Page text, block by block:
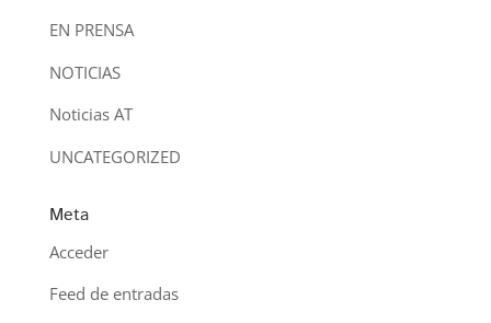
EN PRENSA
NOTICIAS
Noticias AT
UNCATEGORIZED
Meta
Acceder
Feed de entradas